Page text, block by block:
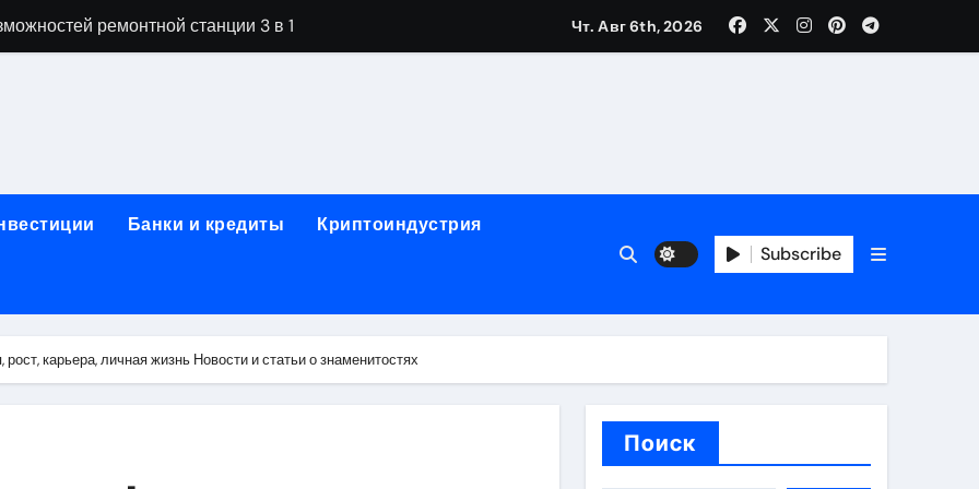
ремонтной станции 3 в 1
изоляции для промышленных объектов и конструкций
онлайн-образования в сфере актуальных профессий
регистрация, разрешение споров и правовые аспекты авторского и патентного права
в USDT: механизм работы, риски и правовой статус услуг без верификации
Чт. Авг 6th, 2026
Банки и кредиты Криптоиндустрия
Subscribe
карьера, личная жизнь Новости и статьи о знаменитостях
Поиск